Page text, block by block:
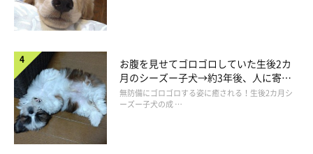
お腹を見せてゴロゴロしていた生後2カ
月のシーズー子犬→約3年後、人に寄り
添う優しいコに成長した姿にほっこり
無防備にゴロゴロする姿に癒される！生後2カ月シ
ーズー子犬の成 …